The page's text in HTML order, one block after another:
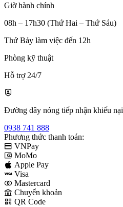
Giờ hành chính
08h – 17h30 (Thứ Hai – Thứ Sáu)
Thứ Bảy làm việc đến 12h
Phòng kỹ thuật
Hỗ trợ 24/7
Đường dây nóng tiếp nhận khiếu nại
0938 741 888
Phương thức thanh toán:
VNPay
MoMo
Apple Pay
Visa
Mastercard
Chuyển khoản
QR Code